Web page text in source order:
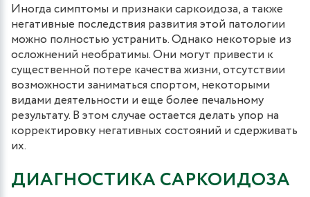
Иногда симптомы и признаки саркоидоза, а также
негативные последствия развития этой патологии
можно полностью устранить. Однако некоторые из
осложнений необратимы. Они могут привести к
существенной потере качества жизни, отсутствии
возможности заниматься спортом, некоторыми
видами деятельности и еще более печальному
результату. В этом случае остается делать упор на
корректировку негативных состояний и сдерживать
их.
ДИАГНОСТИКА САРКОИДОЗА